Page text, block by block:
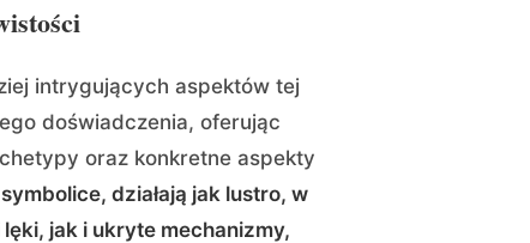
intrygujących aspektów tej
doświadczenia, oferując
oraz konkretne aspekty
działają jak lustro, w
jak i ukryte mechanizmy,